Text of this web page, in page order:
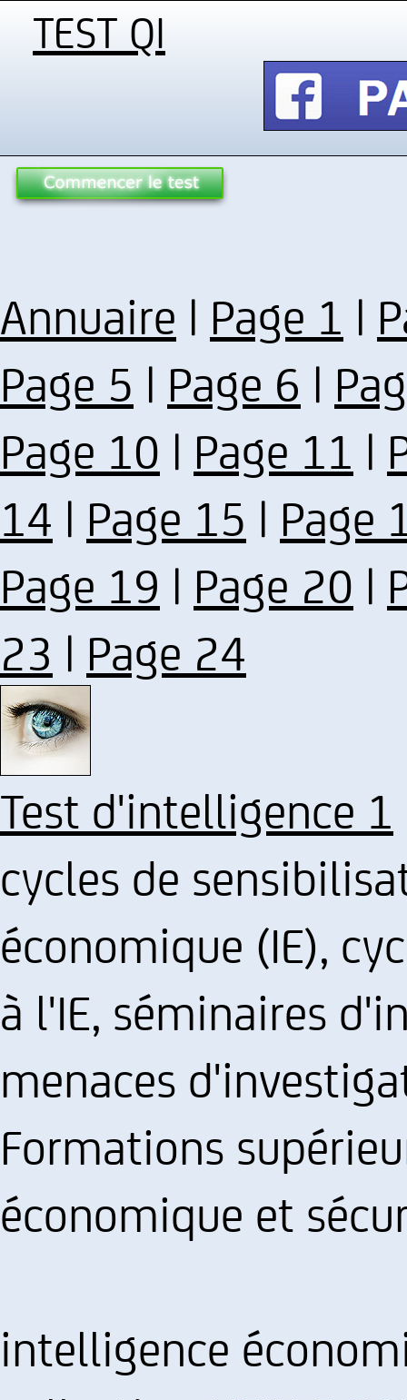
TEST QI
Annuaire | Page 1 |
Page 5 | Page 6 |
Page 10 | Page 11 |
14 | Page 15 | Page
Page 19 | Page 20 |
23 | Page 24
Test d'intelligence 1
cycles de
économique (IE),
à l'IE, séminaires
menaces
Formations
économique et
intelligence